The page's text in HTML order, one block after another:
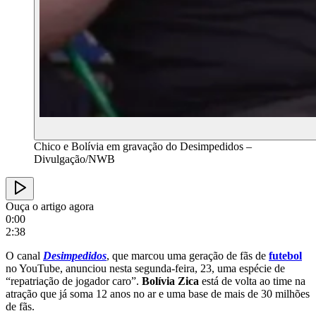
Chico e Bolívia em gravação do Desimpedidos –
Divulgação/NWB
Ouça o artigo agora
0:00
2:38
O canal Desimpedidos, que marcou uma geração de fãs de futebol
no YouTube, anunciou nesta segunda-feira, 23, uma espécie de
“repatriação de jogador caro”. Bolívia Zica está de volta ao time na
atração que já soma 12 anos no ar e uma base de mais de 30 milhões
de fãs.